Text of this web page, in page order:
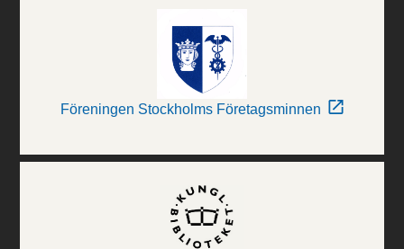
Föreningen Stockholms Företagsminnen